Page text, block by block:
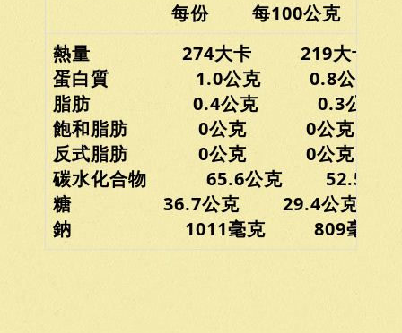
每份 每100公克
熱量 274大卡 219大卡
蛋白質 1.0公克 0.8公克
脂肪 0.4公克 0.3公克
飽和脂肪 0公克 0公克
反式脂肪 0公克 0公克
碳水化合物 65.6公克 52.5公克
糖 36.7公克 29.4公克
鈉 1011毫克 809毫克